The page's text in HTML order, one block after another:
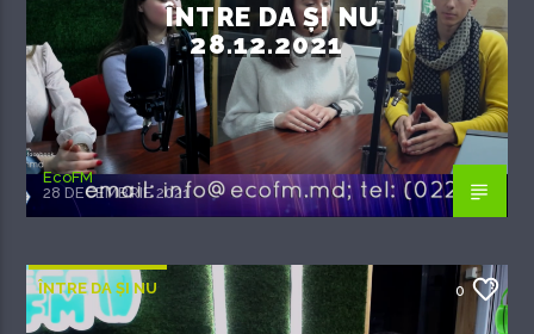
ÎNTRE DA ȘI NU
28.12.2021
EcoFM
28 DECEMBRIE 2021
ÎNTRE DA ȘI NU 0